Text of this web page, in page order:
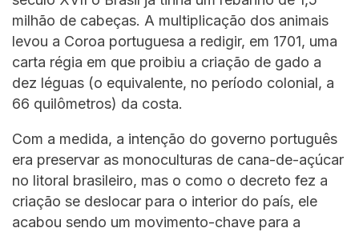
milhão de cabeças. A multiplicação dos animais
levou a Coroa portuguesa a redigir, em 1701, uma
carta régia em que proibiu a criação de gado a
dez léguas (o equivalente, no período colonial, a
66 quilômetros) da costa.
Com a medida, a intenção do governo português
era preservar as monoculturas de cana-de-açúcar
no litoral brasileiro, mas o como o decreto fez a
criação se deslocar para o interior do país, ele
acabou sendo um movimento-chave para a